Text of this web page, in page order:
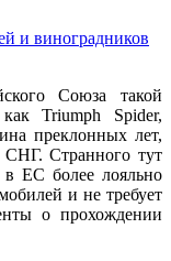
и виноградников
Союза такой
Triumph Spider,
преклонных лет,
СНГ. Странного тут
ЕС более лояльно
и не требует
о прохождении